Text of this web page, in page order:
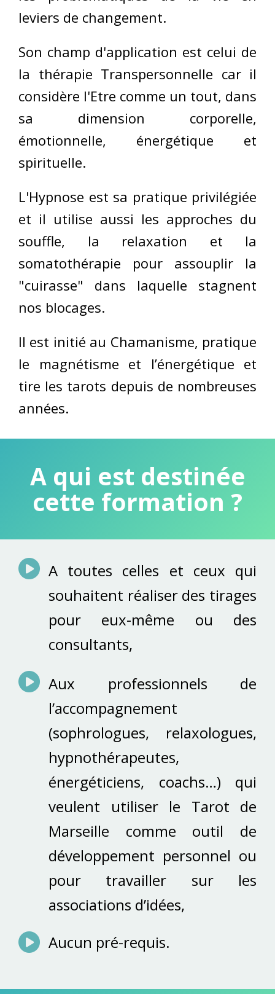
leviers de changement.
Son champ d'application est celui de
la thérapie Transpersonnelle car il
considère l'Etre comme un tout, dans
sa dimension corporelle,
émotionnelle, énergétique et
spirituelle.
L'Hypnose est sa pratique privilégiée
et il utilise aussi les approches du
souffle, la relaxation et la
somatothérapie pour assouplir la
"cuirasse" dans laquelle stagnent
nos blocages.
Il est initié au Chamanisme, pratique
le magnétisme et l’énergétique et
tire les tarots depuis de nombreuses
années.
A qui est destinée
cette formation ?
A toutes celles et ceux qui
souhaitent réaliser des tirages
pour eux-même ou des
consultants,
Aux professionnels de
l’accompagnement
(sophrologues, relaxologues,
hypnothérapeutes,
énergéticiens, coachs…) qui
veulent utiliser le Tarot de
Marseille comme outil de
développement personnel ou
pour travailler sur les
associations d’idées,
Aucun pré-requis.